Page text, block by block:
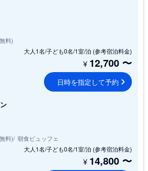
料)
大人1名/子ども0名/1室/泊 (参考宿泊料金)
¥ 12,700 〜
日時を指定して予約
料) 朝食ビュッフェ
大人1名/子ども0名/1室/泊 (参考宿泊料金)
¥ 14,800 〜